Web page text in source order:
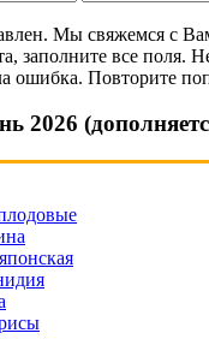
Мы свяжемся с
заполните все поля.
ошибка. Повторите
2026